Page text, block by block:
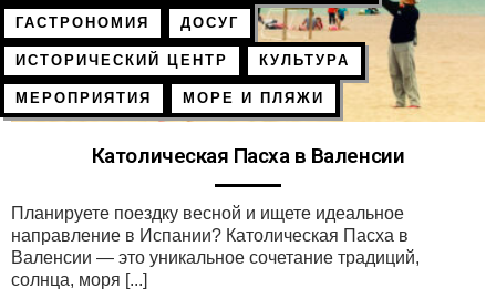
ГАСТРОНОМИЯ ДОСУГ
ИСТОРИЧЕСКИЙ ЦЕНТР КУЛЬТУРА
МЕРОПРИЯТИЯ МОРЕ И ПЛЯЖИ
Католическая Пасха в Валенсии
Планируете поездку весной и ищете идеальное
направление в Испании? Католическая Пасха в
Валенсии — это уникальное сочетание традиций,
солнца, моря [...]